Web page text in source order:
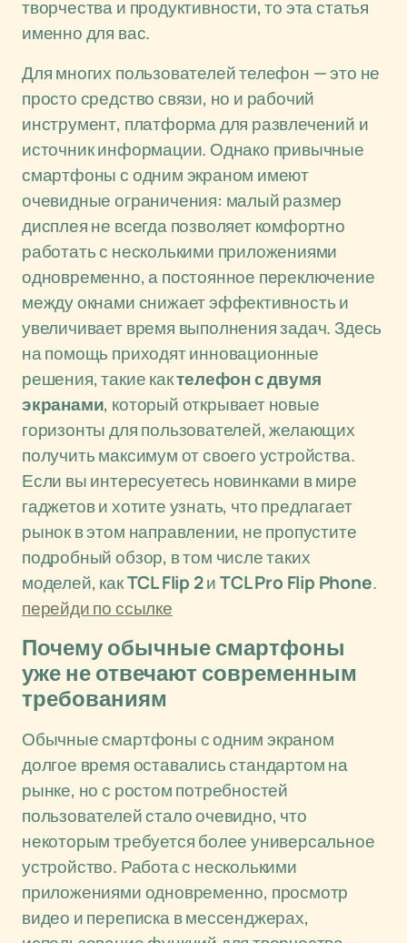
творчества и продуктивности, то эта статья
именно для вас.
Для многих пользователей телефон — это не
просто средство связи, но и рабочий
инструмент, платформа для развлечений и
источник информации. Однако привычные
смартфоны с одним экраном имеют
очевидные ограничения: малый размер
дисплея не всегда позволяет комфортно
работать с несколькими приложениями
одновременно, а постоянное переключение
между окнами снижает эффективность и
увеличивает время выполнения задач. Здесь
на помощь приходят инновационные
решения, такие кактелефон с двумя
экранами, который открывает новые
горизонты для пользователей, желающих
получить максимум от своего устройства.
Если вы интересуетесь новинками в мире
гаджетов и хотите узнать, что предлагает
рынок в этом направлении, не пропустите
подробный обзор, в том числе таких
моделей, какTCL Flip 2иTCL Pro Flip Phone.
перейди по ссылке
Почему обычные смартфоны
уже не отвечают современным
требованиям
Обычные смартфоны с одним экраном
долгое время оставались стандартом на
рынке, но с ростом потребностей
пользователей стало очевидно, что
некоторым требуется более универсальное
устройство. Работа с несколькими
приложениями одновременно, просмотр
видео и переписка в мессенджерах,